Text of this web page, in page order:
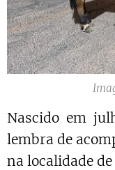
Nascido em
lembra de
na localidade